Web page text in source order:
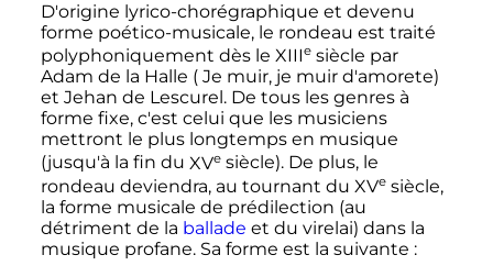
D'origine lyrico-chorégraphique et devenu
forme poético-musicale, le rondeau est traité
polyphoniquement dès le XIIIe siècle par
Adam de la Halle ( Je muir, je muir d'amorete)
et Jehan de Lescurel. De tous les genres à
forme fixe, c'est celui que les musiciens
mettront le plus longtemps en musique
(jusqu'à la fin du XVe siècle). De plus, le
rondeau deviendra, au tournant du XVe siècle,
la forme musicale de prédilection (au
détriment de la ballade et du virelai) dans la
musique profane. Sa forme est la suivante :